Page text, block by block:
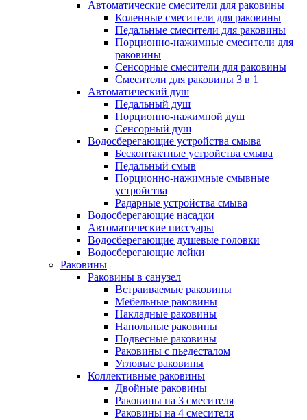
Автоматические смесители для раковины
Коленные смесители для раковины
Педальные смесители для раковины
Порционно-нажимные смесители для
раковины
Сенсорные смесители для раковины
Смесители для раковины 3 в 1
Автоматический душ
Педальный душ
Порционно-нажимной душ
Сенсорный душ
Водосберегающие устройства смыва
Бесконтактные устройства смыва
Педальный смыв
Порционно-нажимные смывные
устройства
Радарные устройства смыва
Водосберегающие насадки
Автоматические писсуары
Водосберегающие душевые головки
Водосберегающие лейки
Раковины
Раковины в санузел
Встраиваемые раковины
Мебельные раковины
Накладные раковины
Напольные раковины
Подвесные раковины
Раковины с пьедесталом
Угловые раковины
Коллективные раковины
Двойные раковины
Раковины на 3 смесителя
Раковины на 4 смесителя